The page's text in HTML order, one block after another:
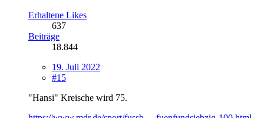
Erhaltene Likes
637
Beiträge
18.844
19. Juli 2022
#15
"Hansi" Kreische wird 75.